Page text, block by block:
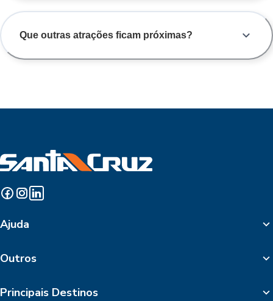
Que outras atrações ficam próximas?
Ajuda
Outros
Principais Destinos